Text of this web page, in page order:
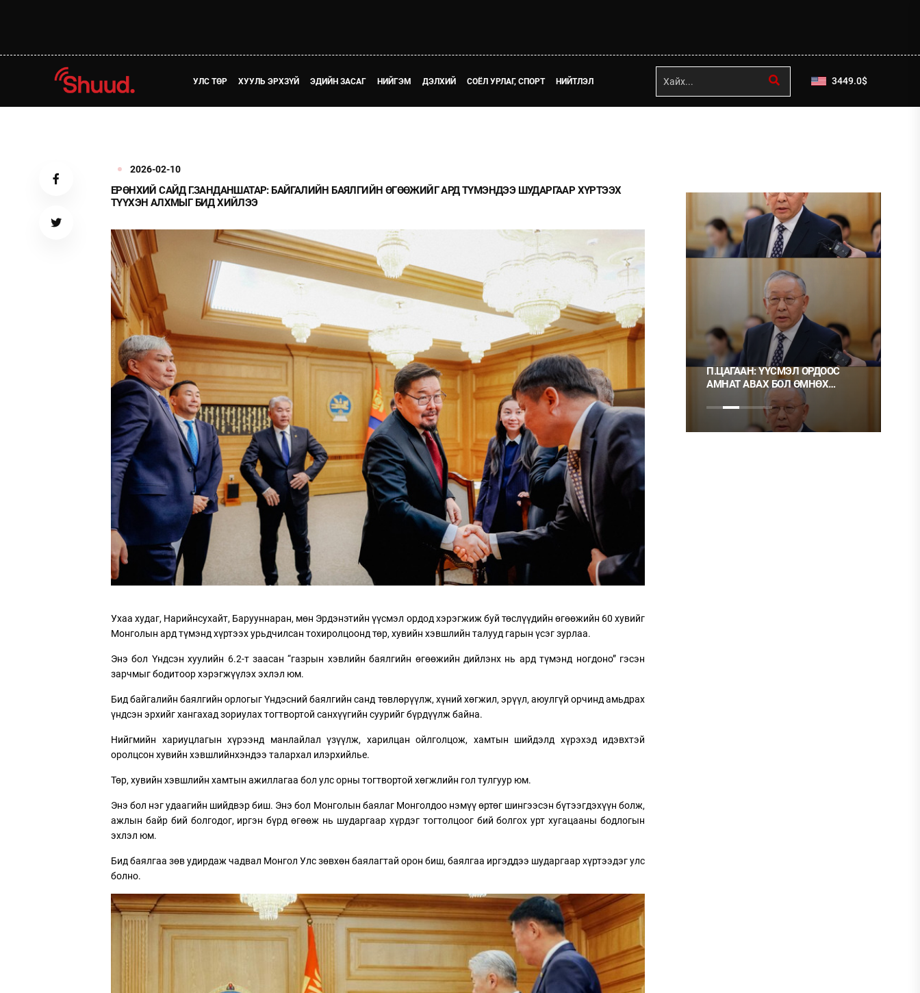
УЛС ТӨР ХУУЛЬ ЭРХЗҮЙ ЭДИЙН ЗАСАГ НИЙГЭМ ДЭЛХИЙ СОЁЛ УРЛАГ, СПОРТ НИЙТЛЭЛ 3449.0$
2026-02-10
ЕРӨНХИЙ САЙД Г.ЗАНДАНШАТАР: БАЙГАЛИЙН БАЯЛГИЙН ӨГӨӨЖИЙГ АРД ТҮМЭНДЭЭ ШУДАРГААР ХҮРТЭЭХ
ТҮҮХЭН АЛХМЫГ БИД ХИЙЛЭЭ
Ухаа худаг, Нарийнсухайт, Барууннаран, мөн Эрдэнэтийн үүсмэл ордод хэрэгжиж буй төслүүдийн өгөөжийн 60 хувийг
Монголын ард түмэнд хүртээх урьдчилсан тохиролцоонд төр, хувийн хэвшлийн талууд гарын үсэг зурлаа.
Энэ бол Үндсэн хуулийн 6.2-т заасан “газрын хэвлийн баялгийн өгөөжийн дийлэнх нь ард түмэнд ногдоно” гэсэн
зарчмыг бодитоор хэрэгжүүлэх эхлэл юм.
Бид байгалийн баялгийн орлогыг Үндэсний баялгийн санд төвлөрүүлж, хүний хөгжил, эрүүл, аюулгүй орчинд амьдрах
үндсэн эрхийг хангахад зориулах тогтвортой санхүүгийн суурийг бүрдүүлж байна.
Нийгмийн хариуцлагын хүрээнд манлайлал үзүүлж, харилцан ойлголцож, хамтын шийдэлд хүрэхэд идэвхтэй
оролцсон хувийн хэвшлийнхэндээ талархал илэрхийлье.
Төр, хувийн хэвшлийн хамтын ажиллагаа бол улс орны тогтвортой хөгжлийн гол тулгуур юм.
Энэ бол нэг удаагийн шийдвэр биш. Энэ бол Монголын баялаг Монголдоо нэмүү өртөг шингээсэн бүтээгдэхүүн болж,
ажлын байр бий болгодог, иргэн бүрд өгөөж нь шударгаар хүрдэг тогтолцоог бий болгох урт хугацааны бодлогын
эхлэл юм.
Бид баялгаа зөв удирдаж чадвал Монгол Улс зөвхөн баялагтай орон биш, баялгаа иргэддээ шударгаар хүртээдэг улс
болно.
ТӨЛӨӨЛӨГЧИЙН ГАЗАРТ
ОРЛОГО ШИЛЖҮҮЛСЭН БОЛ 20
ХУВИАР ТАТВАР СУУТГАНА
АЛДАРТ BOYZONE
ХАМТЛАГИЙН ГИШҮҮН RONAN
KEATING АНХ УДАА МОНГОЛД
ДУУЛНА
П.ЦАГААН: ҮҮСМЭЛ ОРДООС
АМНАТ АВАХ БОЛ ӨМНӨХ
ШИГЭЭ ТУСГАЙ
ЗӨВШӨӨРӨЛТЭЙ БОЛГОХ
ХЭРЭГТЭЙ